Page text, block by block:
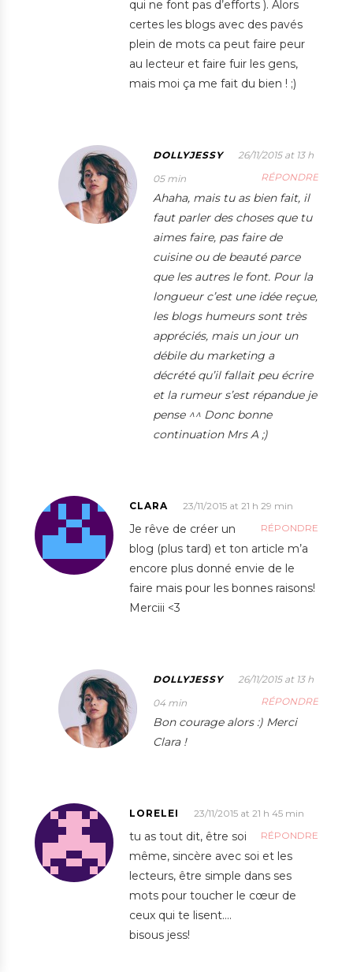
qui ne font pas d’efforts ). Alors
certes les blogs avec des pavés
plein de mots ca peut faire peur
au lecteur et faire fuir les gens,
mais moi ça me fait du bien ! ;)
DOLLYJESSY
26/11/2015 at 13 h
05 min
RÉPONDRE
Ahaha, mais tu as bien fait, il
faut parler des choses que tu
aimes faire, pas faire de
cuisine ou de beauté parce
que les autres le font. Pour la
longueur c’est une idée reçue,
les blogs humeurs sont très
appréciés, mais un jour un
débile du marketing a
décrété qu’il fallait peu écrire
et la rumeur s’est répandue je
pense ^^ Donc bonne
continuation Mrs A ;)
CLARA
23/11/2015 at 21 h 29 min
RÉPONDRE
Je rêve de créer un
blog (plus tard) et ton article m’a
encore plus donné envie de le
faire mais pour les bonnes raisons!
Merciii <3
DOLLYJESSY
26/11/2015 at 13 h
04 min
RÉPONDRE
Bon courage alors :) Merci
Clara !
LORELEI
23/11/2015 at 21 h 45 min
RÉPONDRE
tu as tout dit, être soi
même, sincère avec soi et les
lecteurs, être simple dans ses
mots pour toucher le cœur de
ceux qui te lisent….
bisous jess!